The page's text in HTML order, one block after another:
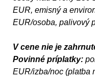
EUR, emisný a
EUR/osoba, palivový
V cene nie je
Povinné príplatky:
EUR/izba/noc (platba